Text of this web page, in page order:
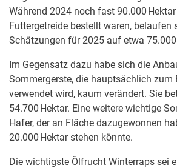
Während 2024 noch fast 90.000
Futtergetreide bestellt waren, belaufen
Schätzungen für 2025 auf etwa 75.000
Im Gegensatz dazu habe sich die
Sommergerste, die hauptsächlich zum
verwendet wird, kaum verändert. Sie
54.700 Hektar. Eine weitere wichtige
Hafer, der an Fläche dazugewonnen
20.000 Hektar stehen könnte.
Die wichtigste Ölfrucht Winterraps sei